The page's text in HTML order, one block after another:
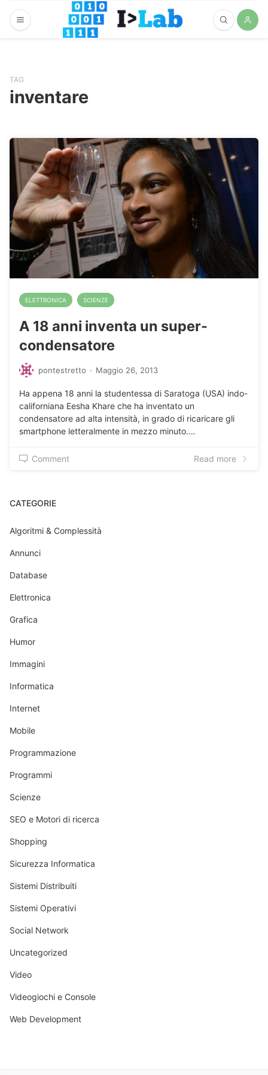
TAG
inventare
ELETTRONICA SCIENZE
A 18 anni inventa un super-
condensatore
pontestretto · Maggio 26, 2013
Ha appena 18 anni la studentessa di Saratoga (USA) indo-
californiana Eesha Khare che ha inventato un
condensatore ad alta intensità, in grado di ricaricare gli
smartphone letteralmente in mezzo minuto.…
Comment Read more
CATEGORIE
Algoritmi & Complessità
Annunci
Database
Elettronica
Grafica
Humor
Immagini
Informatica
Internet
Mobile
Programmazione
Programmi
Scienze
SEO e Motori di ricerca
Shopping
Sicurezza Informatica
Sistemi Distribuiti
Sistemi Operativi
Social Network
Uncategorized
Video
Videogiochi e Console
Web Development